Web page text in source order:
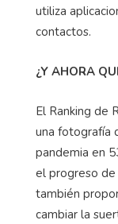
utiliza
contactos.
¿Y AHORA
El Ranking de
una fotografía
pandemia en
el progreso de
también
cambiar la